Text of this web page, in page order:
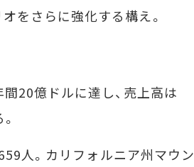
をさらに強化する構え。
20億ドルに達し、売上高は
人。カリフォルニア州マウン